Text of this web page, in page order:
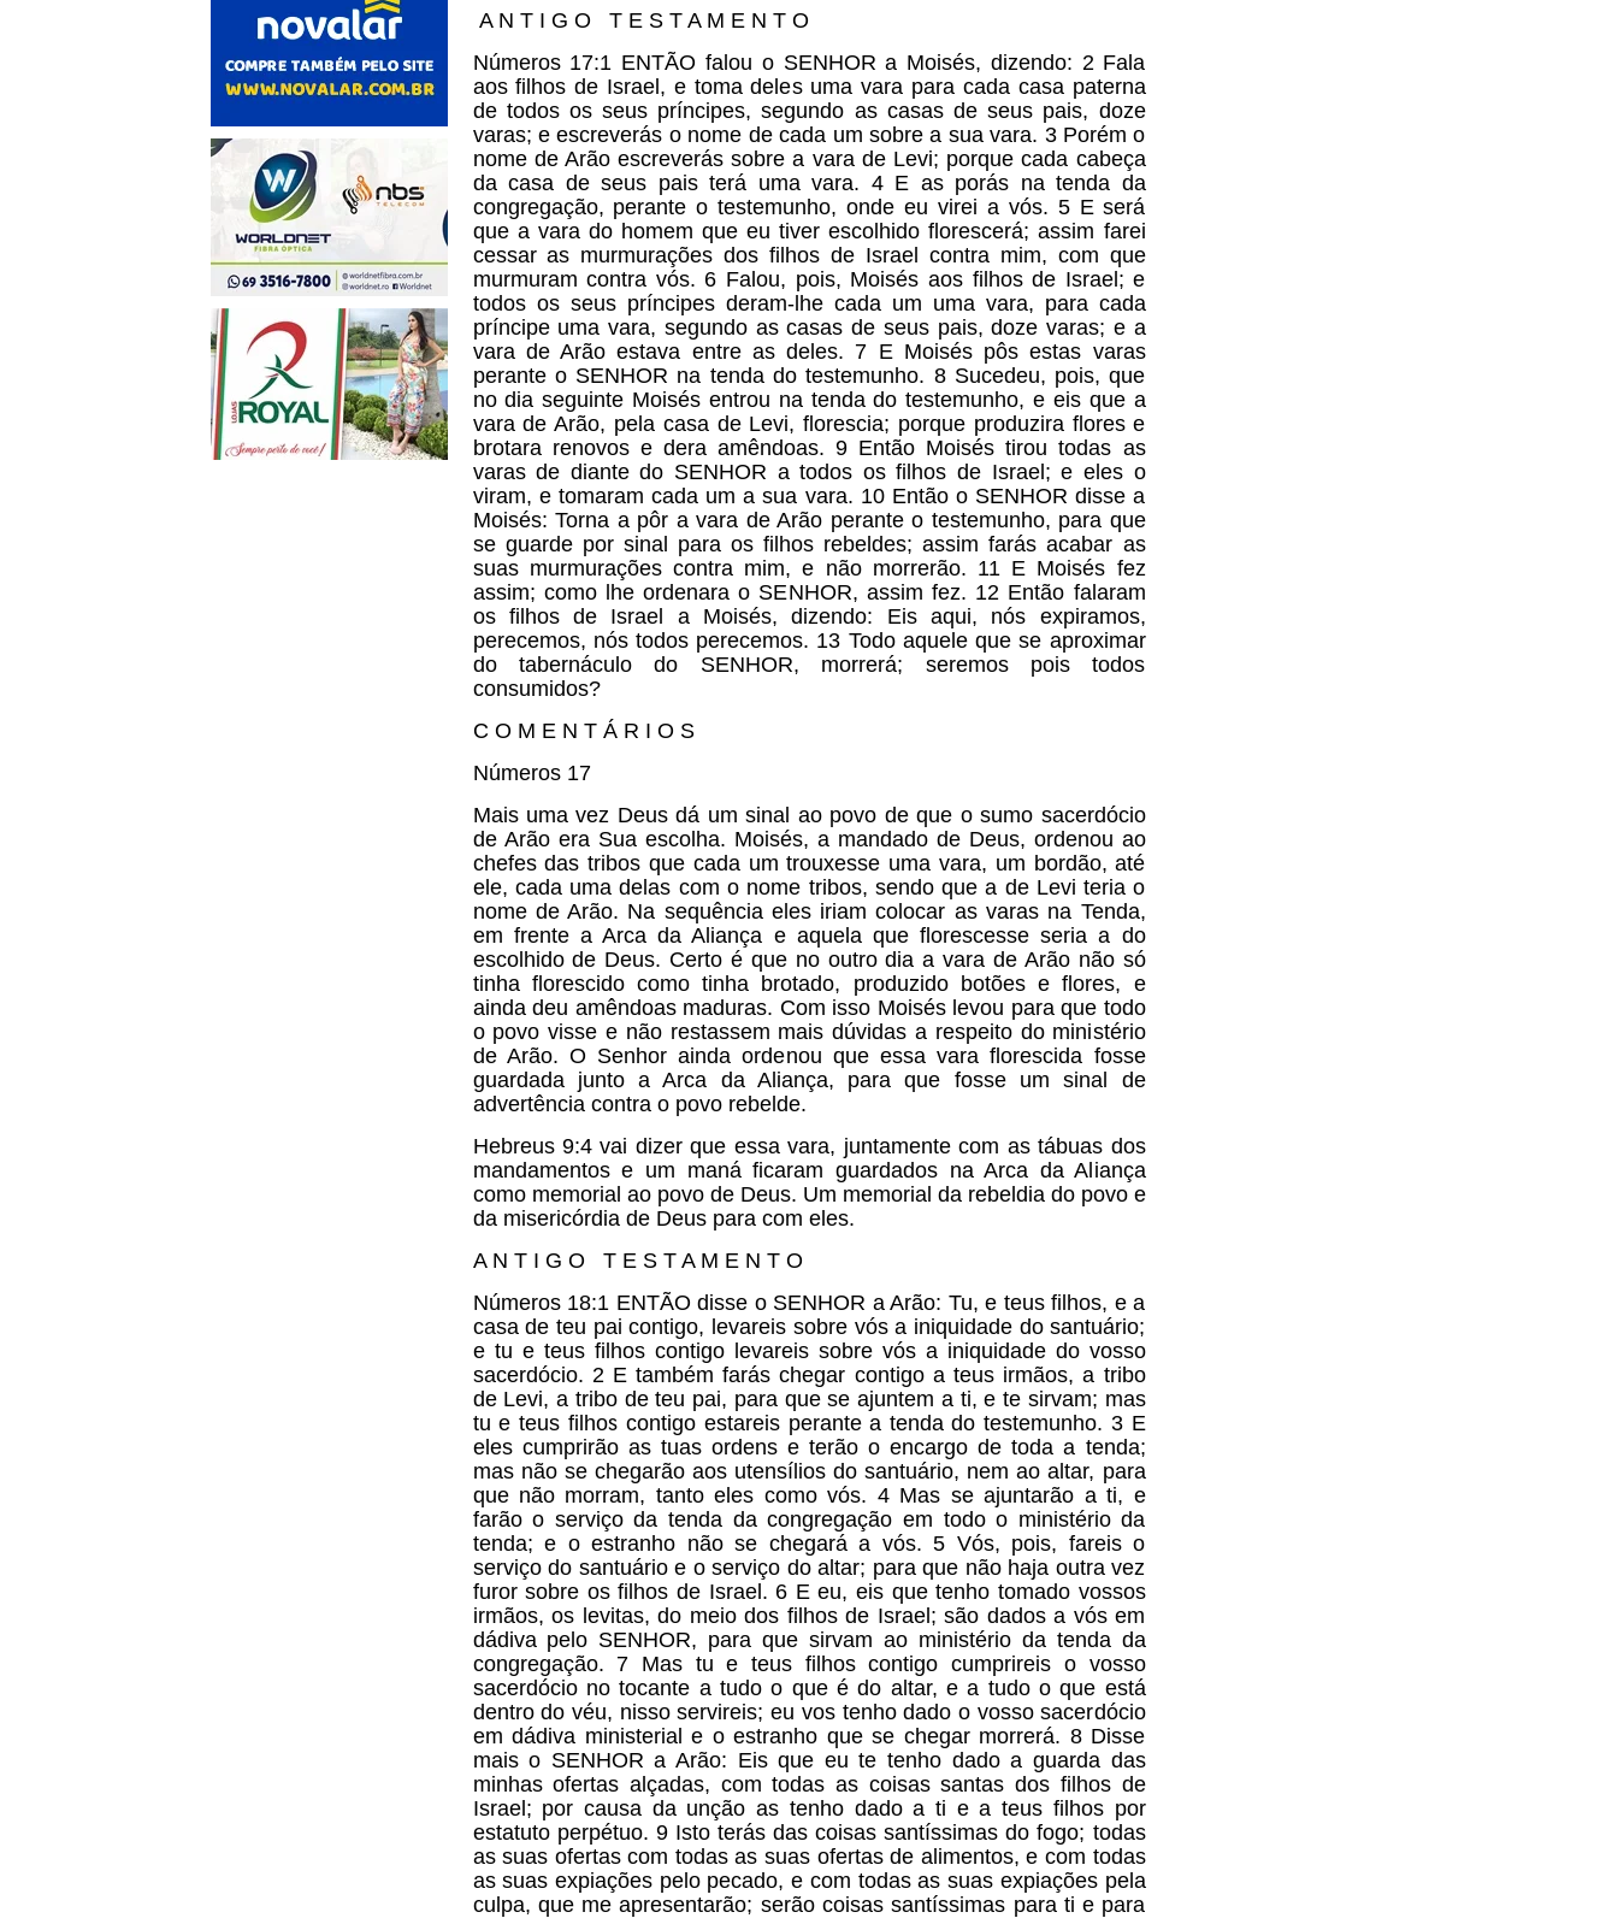
A N T I G O T E S T A M E N T O
Números 17:1 ENTÃO falou o SENHOR a Moisés, dizendo: 2 Fala
aos filhos de Israel, e toma deles uma vara para cada casa paterna
de todos os seus príncipes, segundo as casas de seus pais, doze
varas; e escreverás o nome de cada um sobre a sua vara. 3 Porém o
nome de Arão escreverás sobre a vara de Levi; porque cada cabeça
da casa de seus pais terá uma vara. 4 E as porás na tenda da
congregação, perante o testemunho, onde eu virei a vós. 5 E será
que a vara do homem que eu tiver escolhido florescerá; assim farei
cessar as murmurações dos filhos de Israel contra mim, com que
murmuram contra vós. 6 Falou, pois, Moisés aos filhos de Israel; e
todos os seus príncipes deram-lhe cada um uma vara, para cada
príncipe uma vara, segundo as casas de seus pais, doze varas; e a
vara de Arão estava entre as deles. 7 E Moisés pôs estas varas
perante o SENHOR na tenda do testemunho. 8 Sucedeu, pois, que
no dia seguinte Moisés entrou na tenda do testemunho, e eis que a
vara de Arão, pela casa de Levi, florescia; porque produzira flores e
brotara renovos e dera amêndoas. 9 Então Moisés tirou todas as
varas de diante do SENHOR a todos os filhos de Israel; e eles o
viram, e tomaram cada um a sua vara. 10 Então o SENHOR disse a
Moisés: Torna a pôr a vara de Arão perante o testemunho, para que
se guarde por sinal para os filhos rebeldes; assim farás acabar as
suas murmurações contra mim, e não morrerão. 11 E Moisés fez
assim; como lhe ordenara o SENHOR, assim fez. 12 Então falaram
os filhos de Israel a Moisés, dizendo: Eis aqui, nós expiramos,
perecemos, nós todos perecemos. 13 Todo aquele que se aproximar
do tabernáculo do SENHOR, morrerá; seremos pois todos
consumidos?
C O M E N T Á R I O S
Números 17
Mais uma vez Deus dá um sinal ao povo de que o sumo sacerdócio
de Arão era Sua escolha. Moisés, a mandado de Deus, ordenou ao
chefes das tribos que cada um trouxesse uma vara, um bordão, até
ele, cada uma delas com o nome tribos, sendo que a de Levi teria o
nome de Arão. Na sequência eles iriam colocar as varas na Tenda,
em frente a Arca da Aliança e aquela que florescesse seria a do
escolhido de Deus. Certo é que no outro dia a vara de Arão não só
tinha florescido como tinha brotado, produzido botões e flores, e
ainda deu amêndoas maduras. Com isso Moisés levou para que todo
o povo visse e não restassem mais dúvidas a respeito do ministério
de Arão. O Senhor ainda ordenou que essa vara florescida fosse
guardada junto a Arca da Aliança, para que fosse um sinal de
advertência contra o povo rebelde.
Hebreus 9:4 vai dizer que essa vara, juntamente com as tábuas dos
mandamentos e um maná ficaram guardados na Arca da Aliança
como memorial ao povo de Deus. Um memorial da rebeldia do povo e
da misericórdia de Deus para com eles.
A N T I G O T E S T A M E N T O
Números 18:1 ENTÃO disse o SENHOR a Arão: Tu, e teus filhos, e a
casa de teu pai contigo, levareis sobre vós a iniquidade do santuário;
e tu e teus filhos contigo levareis sobre vós a iniquidade do vosso
sacerdócio. 2 E também farás chegar contigo a teus irmãos, a tribo
de Levi, a tribo de teu pai, para que se ajuntem a ti, e te sirvam; mas
tu e teus filhos contigo estareis perante a tenda do testemunho. 3 E
eles cumprirão as tuas ordens e terão o encargo de toda a tenda;
mas não se chegarão aos utensílios do santuário, nem ao altar, para
que não morram, tanto eles como vós. 4 Mas se ajuntarão a ti, e
farão o serviço da tenda da congregação em todo o ministério da
tenda; e o estranho não se chegará a vós. 5 Vós, pois, fareis o
serviço do santuário e o serviço do altar; para que não haja outra vez
furor sobre os filhos de Israel. 6 E eu, eis que tenho tomado vossos
irmãos, os levitas, do meio dos filhos de Israel; são dados a vós em
dádiva pelo SENHOR, para que sirvam ao ministério da tenda da
congregação. 7 Mas tu e teus filhos contigo cumprireis o vosso
sacerdócio no tocante a tudo o que é do altar, e a tudo o que está
dentro do véu, nisso servireis; eu vos tenho dado o vosso sacerdócio
em dádiva ministerial e o estranho que se chegar morrerá. 8 Disse
mais o SENHOR a Arão: Eis que eu te tenho dado a guarda das
minhas ofertas alçadas, com todas as coisas santas dos filhos de
Israel; por causa da unção as tenho dado a ti e a teus filhos por
estatuto perpétuo. 9 Isto terás das coisas santíssimas do fogo; todas
as suas ofertas com todas as suas ofertas de alimentos, e com todas
as suas expiações pelo pecado, e com todas as suas expiações pela
culpa, que me apresentarão; serão coisas santíssimas para ti e para